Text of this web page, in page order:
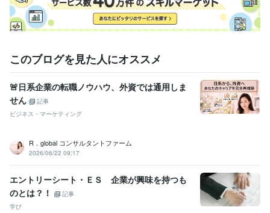
このブログを見た人にオススメ
🚨日系企業の転職ノウハウ、外資では通用しま
せん
記事
ビジネス・マーケティング
R．global コンサルタントファーム
2026/06/22 09:17
エントリーシート・ＥＳ 企業が興味を持つも
のとは？！
記事
学び